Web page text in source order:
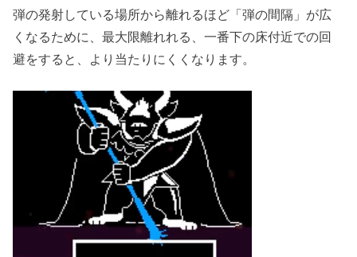
弾の発射している場所から離れるほど「弾の間隔」が広
くなるために、最大限離れれる、一番下の床付近での回
避をすると、より当たりにくくなります。